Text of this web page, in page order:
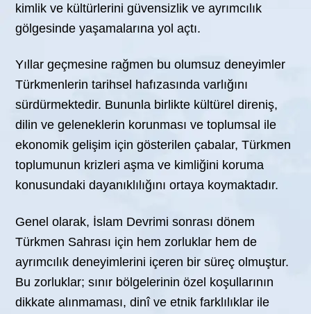
kimlik ve kültürlerini güvensizlik ve ayrımcılık
gölgesinde yaşamalarına yol açtı.
Yıllar geçmesine rağmen bu olumsuz deneyimler
Türkmenlerin tarihsel hafızasında varlığını
sürdürmektedir. Bununla birlikte kültürel direniş,
dilin ve geleneklerin korunması ve toplumsal ile
ekonomik gelişim için gösterilen çabalar, Türkmen
toplumunun krizleri aşma ve kimliğini koruma
konusundaki dayanıklılığını ortaya koymaktadır.
Genel olarak, İslam Devrimi sonrası dönem
Türkmen Sahrası için hem zorluklar hem de
ayrımcılık deneyimlerini içeren bir süreç olmuştur.
Bu zorluklar; sınır bölgelerinin özel koşullarının
dikkate alınmaması, dinî ve etnik farklılıklar ile